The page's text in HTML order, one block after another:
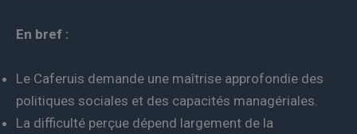
En bref :
Le Caferuis demande une maîtrise approfondie des
politiques sociales et des capacités managériales.
La difficulté perçue dépend largement de la